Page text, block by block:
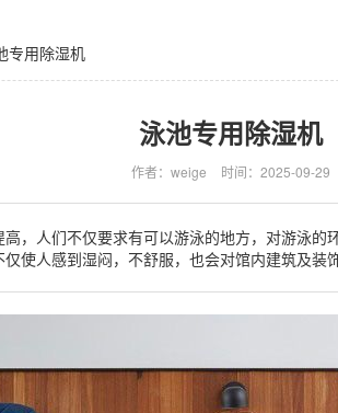
专用除湿机
泳池专用除湿机
作者：weige 时间：2025-09-29
，人们不仅要求有可以游泳的地方，对游泳
使人感到湿闷，不舒服，也会对馆内建筑及装